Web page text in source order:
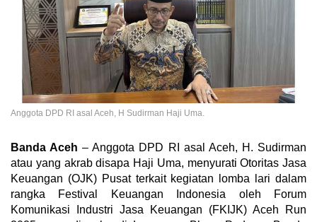
Anggota DPD RI asal Aceh, H Sudirman Haji Uma.
Banda Aceh– Anggota DPD RI asal Aceh, H. Sudirman
atau yang akrab disapa Haji Uma, menyurati Otoritas Jasa
Keuangan (OJK) Pusat terkait kegiatan lomba lari dalam
rangka Festival Keuangan Indonesia oleh Forum
Komunikasi Industri Jasa Keuangan (FKIJK) Aceh Run